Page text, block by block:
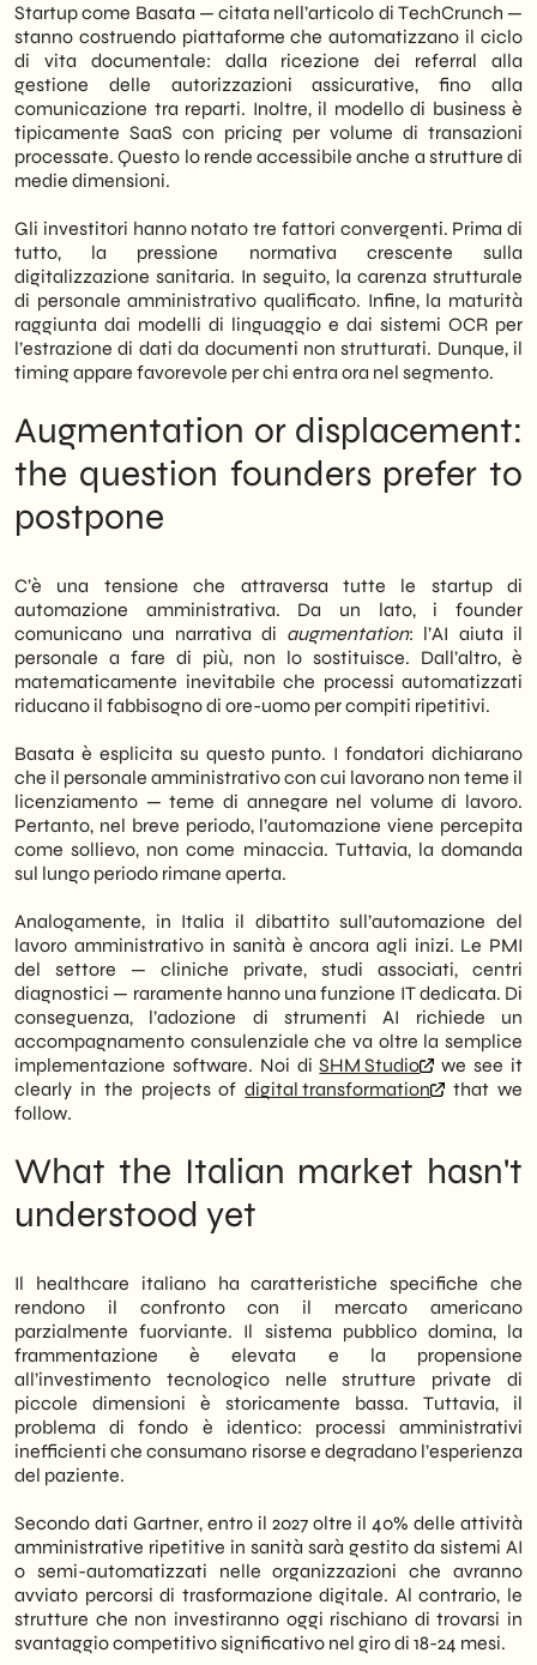
Startup come Basata — citata nell’articolo di TechCrunch —
stanno costruendo piattaforme che automatizzano il ciclo
di vita documentale: dalla ricezione dei referral alla
gestione delle autorizzazioni assicurative, fino alla
comunicazione tra reparti. Inoltre, il modello di business è
tipicamente SaaS con pricing per volume di transazioni
processate. Questo lo rende accessibile anche a strutture di
medie dimensioni.
Gli investitori hanno notato tre fattori convergenti. Prima di
tutto, la pressione normativa crescente sulla
digitalizzazione sanitaria. In seguito, la carenza strutturale
di personale amministrativo qualificato. Infine, la maturità
raggiunta dai modelli di linguaggio e dai sistemi OCR per
l’estrazione di dati da documenti non strutturati. Dunque, il
timing appare favorevole per chi entra ora nel segmento.
Augmentation or displacement:
the question founders prefer to
postpone
C’è una tensione che attraversa tutte le startup di
automazione amministrativa. Da un lato, i founder
comunicano una narrativa di augmentation: l’AI aiuta il
personale a fare di più, non lo sostituisce. Dall’altro, è
matematicamente inevitabile che processi automatizzati
riducano il fabbisogno di ore-uomo per compiti ripetitivi.
Basata è esplicita su questo punto. I fondatori dichiarano
che il personale amministrativo con cui lavorano non teme il
licenziamento — teme di annegare nel volume di lavoro.
Pertanto, nel breve periodo, l’automazione viene percepita
come sollievo, non come minaccia. Tuttavia, la domanda
sul lungo periodo rimane aperta.
Analogamente, in Italia il dibattito sull’automazione del
lavoro amministrativo in sanità è ancora agli inizi. Le PMI
del settore — cliniche private, studi associati, centri
diagnostici — raramente hanno una funzione IT dedicata. Di
conseguenza, l’adozione di strumenti AI richiede un
accompagnamento consulenziale che va oltre la semplice
implementazione software. Noi diSHM Studio
we see it
clearly in the projects ofdigital transformation
that we
follow.
What the Italian market hasn't
understood yet
Il healthcare italiano ha caratteristiche specifiche che
rendono il confronto con il mercato americano
parzialmente fuorviante. Il sistema pubblico domina, la
frammentazione è elevata e la propensione
all’investimento tecnologico nelle strutture private di
piccole dimensioni è storicamente bassa. Tuttavia, il
problema di fondo è identico: processi amministrativi
inefficienti che consumano risorse e degradano l’esperienza
del paziente.
Secondo dati Gartner, entro il 2027 oltre il 40% delle attività
amministrative ripetitive in sanità sarà gestito da sistemi AI
o semi-automatizzati nelle organizzazioni che avranno
avviato percorsi di trasformazione digitale. Al contrario, le
strutture che non investiranno oggi rischiano di trovarsi in
svantaggio competitivo significativo nel giro di 18-24 mesi.